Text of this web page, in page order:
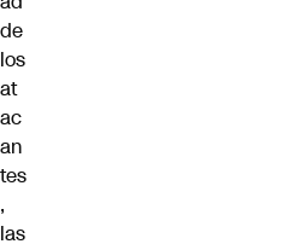
de
los
at
ac
an
tes
,
las